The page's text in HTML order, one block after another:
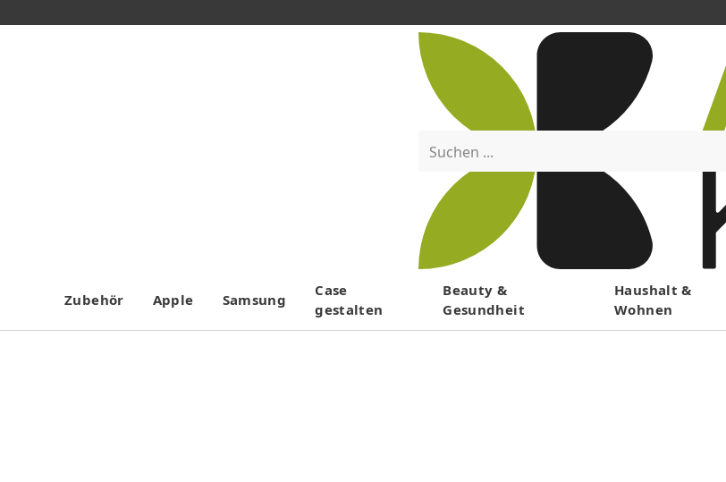
Menü
Suchen ...
Zubehör Apple Samsung
Case
gestalten
Beauty &
Gesundheit
Haushalt &
Wohnen